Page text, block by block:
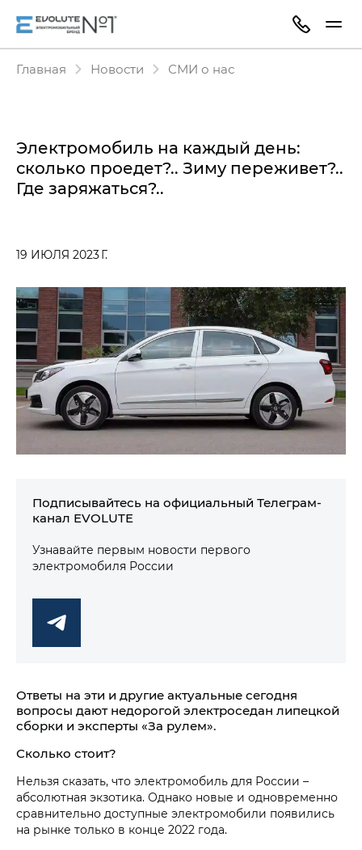
Главная Новости СМИ о нас
Электромобиль на каждый день:
сколько проедет?.. Зиму переживет?..
Где заряжаться?..
19 ИЮЛЯ 2023 Г.
Подписывайтесь на официальный Телеграм-
канал EVOLUTE
Узнавайте первым новости первого
электромобиля России
Ответы на эти и другие актуальные сегодня
вопросы дают недорогой электроседан липецкой
сборки и эксперты «За рулем».
Сколько стоит?
Нельзя сказать, что электромобиль для России –
абсолютная экзотика. Однако новые и одновременно
сравнительно доступные электромобили появились
на рынке только в конце 2022 года.